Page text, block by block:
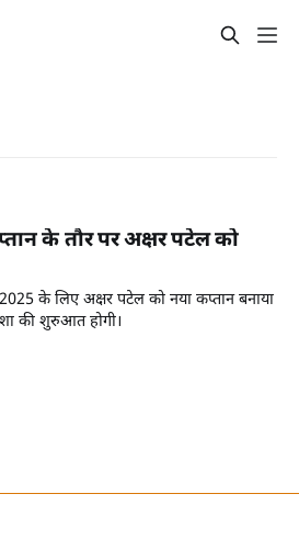
के तौर पर अक्षर पटेल को
के लिए अक्षर पटेल को नया कप्तान बनाया
की शुरुआत होगी।